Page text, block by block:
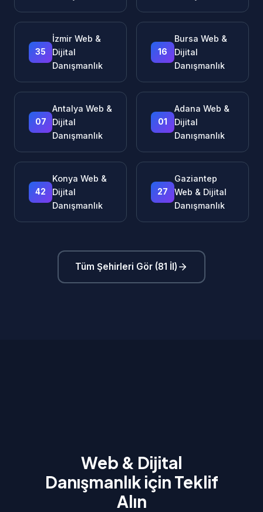
35
İzmir Web &
Dijital
Danışmanlık
16
Bursa Web &
Dijital
Danışmanlık
07
Antalya Web &
Dijital
Danışmanlık
01
Adana Web &
Dijital
Danışmanlık
42
Konya Web &
Dijital
Danışmanlık
27
Gaziantep
Web & Dijital
Danışmanlık
Tüm Şehirleri Gör (81 İl)
Web & Dijital
Danışmanlık için Teklif
Alın